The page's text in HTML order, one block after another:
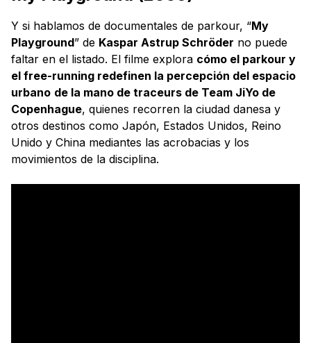
Y si hablamos de documentales de parkour, “My
Playground” de Kaspar Astrup Schröder no puede
faltar en el listado. El filme explora cómo el parkour y
el free-running redefinen la percepción del espacio
urbano de la mano de traceurs de Team JiYo de
Copenhague, quienes recorren la ciudad danesa y
otros destinos como Japón, Estados Unidos, Reino
Unido y China mediantes las acrobacias y los
movimientos de la disciplina.